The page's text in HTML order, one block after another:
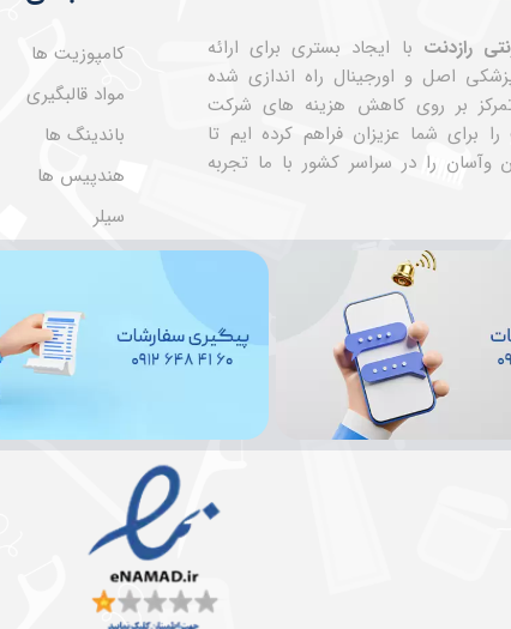
رازدنت با ایجاد بستری برای ارائه
اصل و اورجینال راه اندازی شده
بر روی کاهش هزینه های شرکت
برای شما عزیزان فراهم کرده ایم تا
را در سراسر کشور با ما تجربه
کامپوزیت ها
مواد قالبگیری
باندینگ ها
هندپیس ها
سیلر